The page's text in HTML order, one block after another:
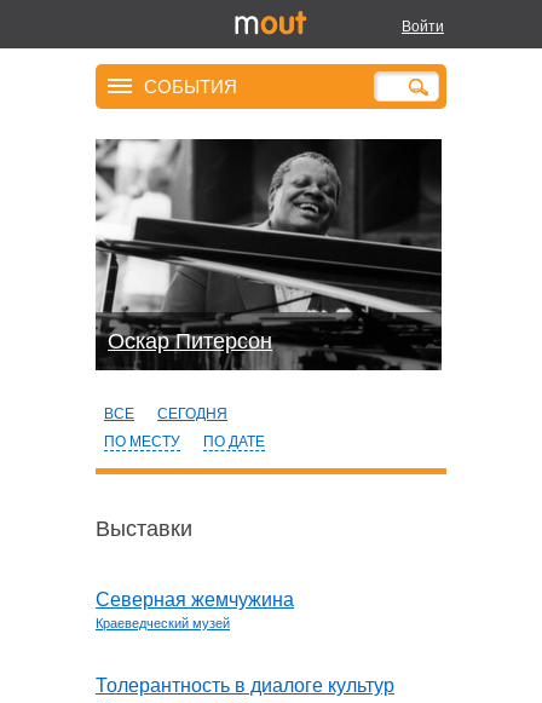
Войти
СОБЫТИЯ
Оскар Питерсон
ВСЕ
СЕГОДНЯ
ПО МЕСТУ
ПО ДАТЕ
Выставки
Северная жемчужина
Краеведческий музей
Толерантность в диалоге культур